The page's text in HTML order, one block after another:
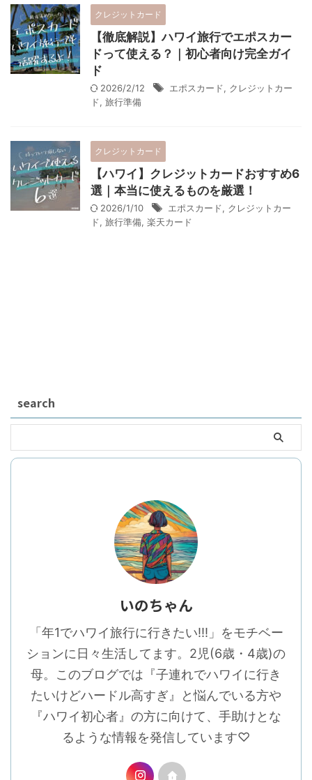
クレジットカード
【徹底解説】ハワイ旅行でエポスカー
ドって使える？｜初心者向け完全ガイ
ド
2026/2/12 エポスカード, クレジットカー
ド, 旅行準備
クレジットカード
【ハワイ】クレジットカードおすすめ6
選｜本当に使えるものを厳選！
2026/1/10 エポスカード, クレジットカー
ド, 旅行準備, 楽天カード
search
いのちゃん
「年1でハワイ旅行に行きたい!!!」をモチベー
ションに日々生活してます。2児(6歳・4歳)の
母。このブログでは『子連れでハワイに行き
たいけどハードル高すぎ』と悩んでいる方や
『ハワイ初心者』の方に向けて、手助けとな
るような情報を発信しています♡